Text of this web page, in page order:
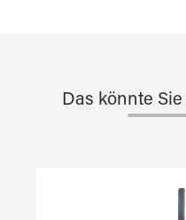
Das könnte